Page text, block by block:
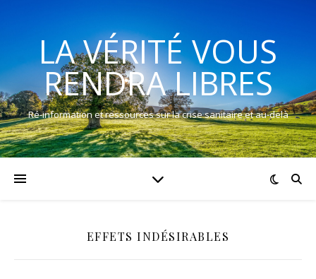
LA VÉRITÉ VOUS
RENDRA LIBRES
Ré-information et ressources sur la crise sanitaire et au-delà
EFFETS INDÉSIRABLES